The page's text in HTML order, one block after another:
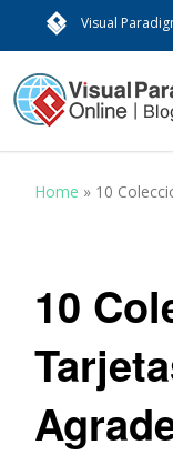
Visual
Home » 10
10